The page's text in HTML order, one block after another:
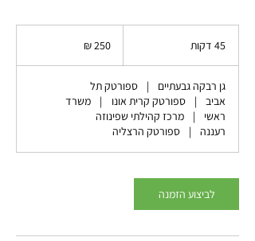
45 דקות
ק
חדשים
גן רבקה גבעתיים |
ספורטק תל
אביב
| ספורטק קרית אונו |
משרד
ראשי
|
מרכז קהילתי שפינוזה
רעננה
| ספורטק הרצליה
לביצוע הזמנה